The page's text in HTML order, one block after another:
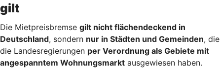
gilt
Die Mietpreisbremse gilt nicht flächendeckend in
Deutschland, sondern nur in Städten und Gemeinden, die
die Landesregierungen per Verordnung als Gebiete mit
angespanntem Wohnungsmarkt ausgewiesen haben.